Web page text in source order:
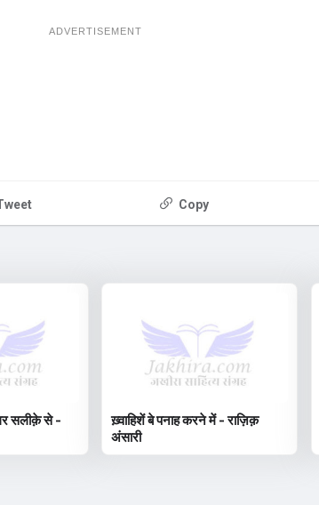
ADVERTISEMENT
Copy
सलीक़े से -
ख़्वाहिशें बे पनाह करने में - राज़िक़
अंसारी